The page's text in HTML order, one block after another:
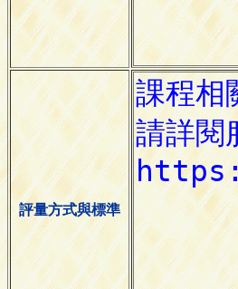
評量方式與標準